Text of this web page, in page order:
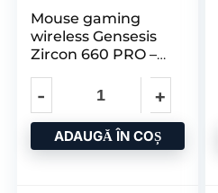
Mouse gaming
wireless Gensesis
Zircon 660 PRO –
USB – 26000 DPI –
6 butoane
ADAUGĂ ÎN COȘ